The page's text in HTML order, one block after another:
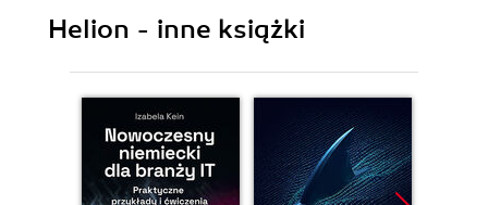
Co nowego w ActionScript 3.0? (48)
Lista wyświetlania (49)
Błędy czasu wykonywania (49)
Kontrola typów danych w czasie
wykonywania (49)
Domknięcia metod (50)
Wewnętrzny model zdarzeń (50)
Helion - inne książki